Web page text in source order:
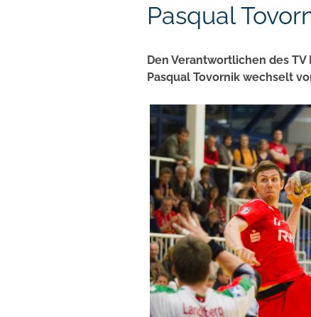
Pasqual
Den Verantwortlichen des
Pasqual Tovornik wechselt